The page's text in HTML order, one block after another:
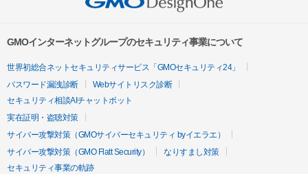
GMOインターネットグループのセキュリティ事業について
世界初総合ネットセキュリティサービス「GMOセキュリティ24」
パスワード漏洩診断
Webサイトリスク診断
セキュリティ相談AIチャットボット
実在証明・盗聴対策
サイバー攻撃対策（GMOサイバーセキュリティ byイエラエ）
サイバー攻撃対策（GMO Flatt Security）
なりすまし対策
セキュリティ事業の軌跡